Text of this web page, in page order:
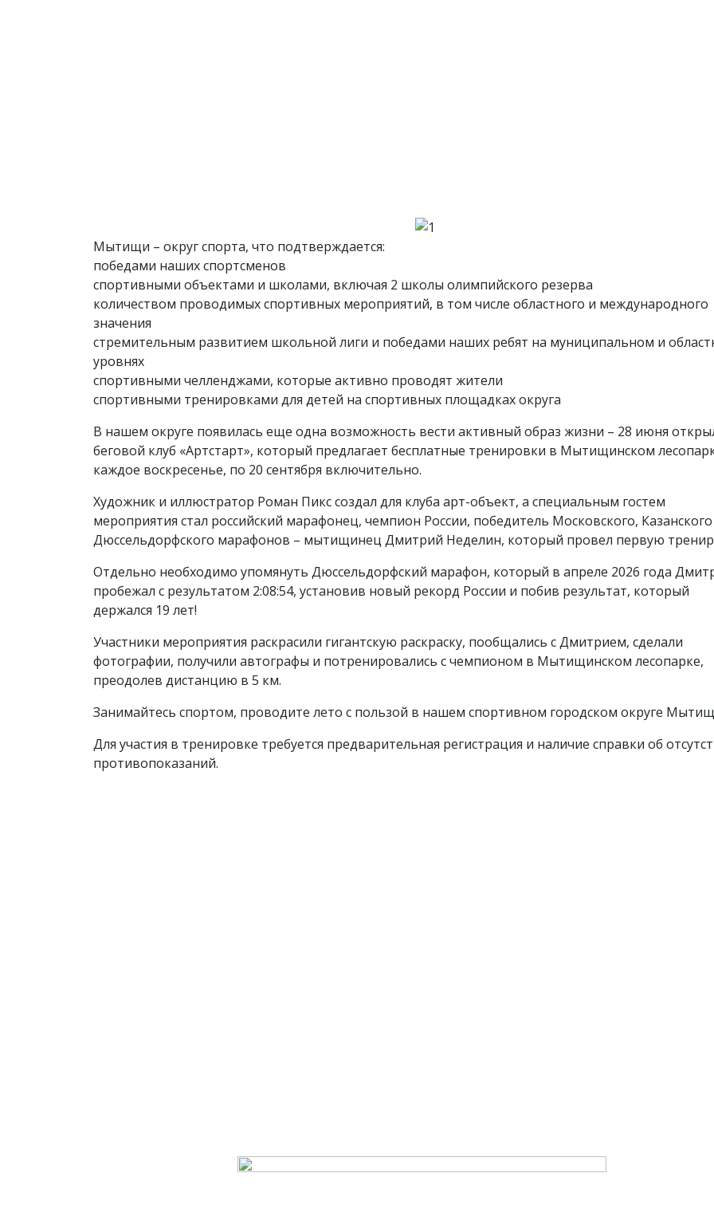
Мытищи – округ спорта, что подтверждается:
победами наших спортсменов
спортивными объектами и школами, включая 2 школы олимпийского резерва
количеством проводимых спортивных мероприятий, в том числе областного и международного
значения
стремительным развитием школьной лиги и победами наших ребят на муниципальном и
уровнях
спортивными челленджами, которые активно проводят жители
спортивными тренировками для детей на спортивных площадках округа
В нашем округе появилась еще одна возможность вести активный образ жизни – 28 июня
беговой клуб «Артстарт», который предлагает бесплатные тренировки в Мытищинском
каждое воскресенье, по 20 сентября включительно.
Художник и иллюстратор Роман Пикс создал для клуба арт-объект, а специальным гостем
мероприятия стал российский марафонец, чемпион России, победитель Московского,
Дюссельдорфского марафонов – мытищинец Дмитрий Неделин, который провел первую
Отдельно необходимо упомянуть Дюссельдорфский марафон, который в апреле 2026 года
пробежал с результатом 2:08:54, установив новый рекорд России и побив результат, который
держался 19 лет!
Участники мероприятия раскрасили гигантскую раскраску, пообщались с Дмитрием, сделали
фотографии, получили автографы и потренировались с чемпионом в Мытищинском лесопарке,
преодолев дистанцию в 5 км.
Занимайтесь спортом, проводите лето с пользой в нашем спортивном городском округе
Для участия в тренировке требуется предварительная регистрация и наличие справки об
противопоказаний.